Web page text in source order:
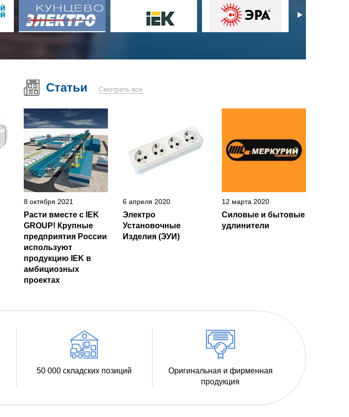
Статьи Смотреть все
8 октября 2021
Расти вместе с IEK
GROUP! Крупные
предприятия России
используют
продукцию IEK в
амбициозных
проектах
6 апреля 2020
Электро
Установочные
Изделия (ЭУИ)
12 марта 2020
Силовые и бытовые
удлинители
50 000 складских позиций
Оригинальная и фирменная
продукция